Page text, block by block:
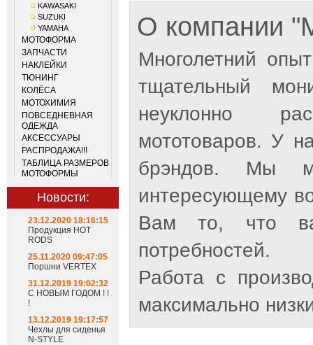
KAWASAKI
SUZUKI
YAMAHA
МОТОФОРМА
ЗАПЧАСТИ
НАКЛЕЙКИ
ТЮНИНГ
КОЛЁСА
МОТОХИМИЯ
ПОВСЕДНЕВНАЯ
ОДЕЖДА
АКСЕССУАРЫ
РАСПРОДАЖА!!!
ТАБЛИЦА РАЗМЕРОВ
МОТОФОРМЫ
Новости:
23.12.2020 18:16:15
Продукция HOT
RODS
25.11.2020 09:47:05
Поршни VERTEX
31.12.2019 19:02:32
С НОВЫМ ГОДОМ ! !
!
13.12.2019 19:17:57
Чехлы для сиденья
N-STYLE
О компании
Многолетний
тщательный
неуклонно
мототоваров. У
брэндов. Мы
интересующему
Вам то, что
потребностей.
Работа с
максимально